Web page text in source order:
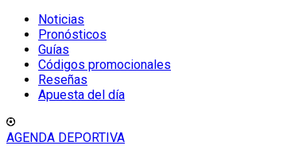
Noticias
Pronósticos
Guías
Códigos promocionales
Reseñas
Apuesta del día
AGENDA DEPORTIVA